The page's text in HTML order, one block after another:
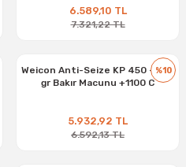
6.589,10 TL
7.321,22 TL
%10
Weicon Anti-Seize KP 450 - 450
gr Bakır Macunu +1100 C
5.932,92 TL
6.592,13 TL